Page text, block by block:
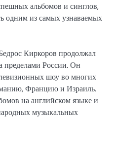
альбомов и синглов,
одним из самых узнаваемых
Киркоров продолжал
пределами России. Он
шоу во многих
Францию и Израиль.
на английском языке и
музыкальных